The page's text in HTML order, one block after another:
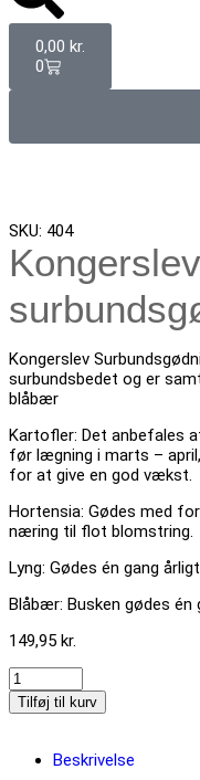
0,00 kr.
0
SKU: 404
Kongerslev
Kongerslev
surbundsbedet og er
blåbær
Kartofler: Det anbefales
før lægning i marts –
for at give en god vækst.
Hortensia: Gødes med
næring til flot blomstring.
Lyng: Gødes én gang
Blåbær: Busken gødes én
149,95 kr.
Tilføj til kurv
Beskrivelse